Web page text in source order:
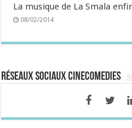
La musique de La Smala
08/02/2014
Réseaux sociaux CineComedies